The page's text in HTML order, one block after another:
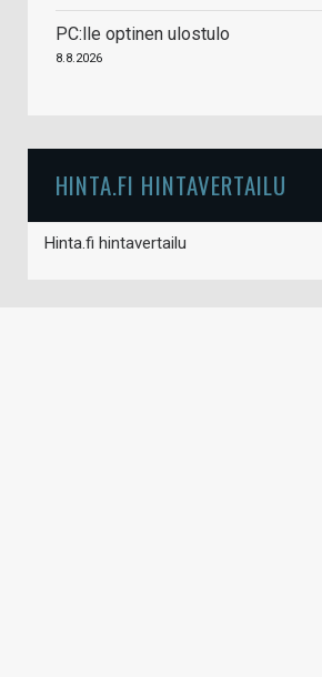
PC:lle optinen ulostulo
8.8.2026
HINTA.FI HINTAVERTAILU
Hinta.fi hintavertailu